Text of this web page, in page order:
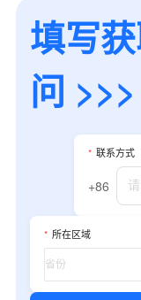
填写
问 >>>
* 联系方式
+86
* 所在区域